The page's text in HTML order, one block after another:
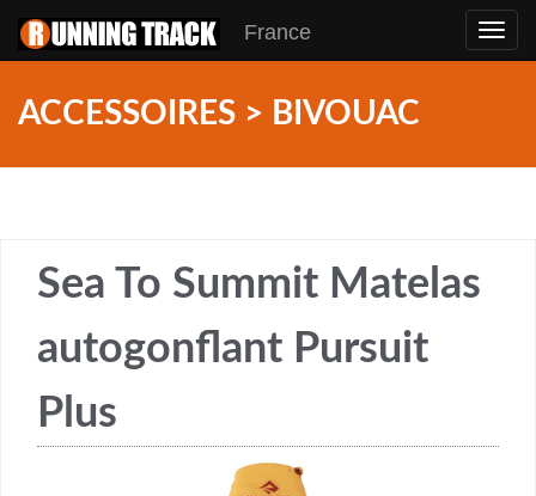
France
ACCESSOIRES > BIVOUAC
Sea To Summit Matelas
autogonflant Pursuit
Plus